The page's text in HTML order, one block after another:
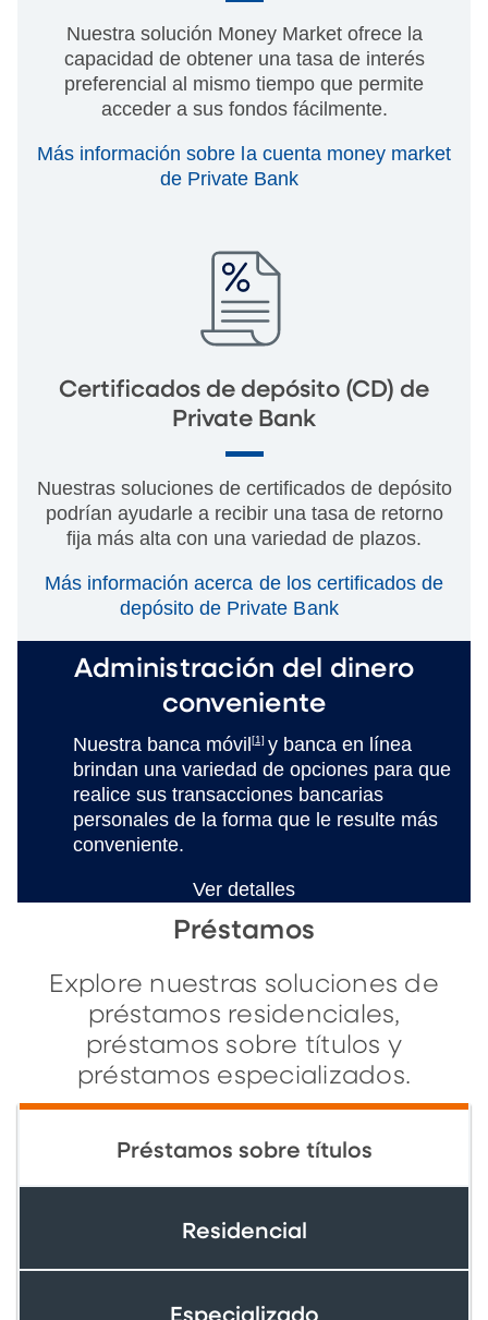
Nuestra solución Money Market ofrece la
capacidad de obtener una tasa de interés
preferencial al mismo tiempo que permite
acceder a sus fondos fácilmente.
Más información sobre la cuenta money market
de Private Bank
Certificados de depósito (CD) de
Private Bank
Nuestras soluciones de certificados de depósito
podrían ayudarle a recibir una tasa de retorno
fija más alta con una variedad de plazos.
Más información acerca de los certificados de
depósito de Private Bank
Administración del dinero
conveniente
Nuestra banca móvil[1] y banca en línea
brindan una variedad de opciones para que
realice sus transacciones bancarias
personales de la forma que le resulte más
conveniente.
Ver detalles
Préstamos
Explore nuestras soluciones de
préstamos residenciales,
préstamos sobre títulos y
préstamos especializados.
Préstamos sobre títulos
Residencial